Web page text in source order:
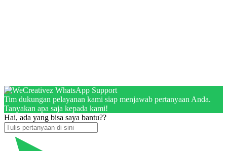
Tim dukungan pelayanan kami siap menjawab pertanyaan Anda.
Tanyakan apa saja kepada kami!
Hai, ada yang bisa saya bantu??